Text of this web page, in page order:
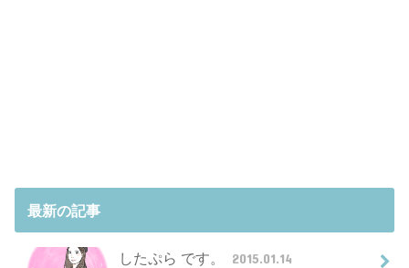
最新の記事
したぷら です。 2015.01.14